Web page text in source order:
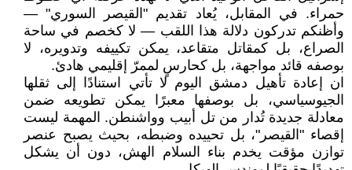
حمراء. في المقابل، يُعاد تقديم "القيصر السوري" —
وأظنكم تدركون دلالة هذا اللقب — لا كخصم في ساحة
الصراع، بل كمقاتل متقاعد، يمكن تكييفه وتدويره، لا
بوصفه قائد مواجهة، بل كحارسٍ لممرّ إقليمي هادئ.
ان إعادة تأهيل دمشق اليوم لا تأتي استنادًا إلى ثقلها
الجيوسياسي، بل بوصفها معبرًا يمكن تطويعه ضمن
معادلة جديدة تُدار من تل أبيب وواشنطن. المهمة ليست
إقصاء "القيصر"، بل تحييده وضبطه، بحيث يصبح عنصر
توازن مؤقت يخدم بناء السلام الهش، دون أن يشكل